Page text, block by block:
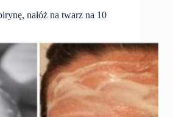
nałóż na twarz na 10